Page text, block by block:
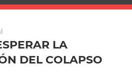
LA
DEL COLAPSO